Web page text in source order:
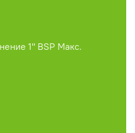
1'' BSP Макс.